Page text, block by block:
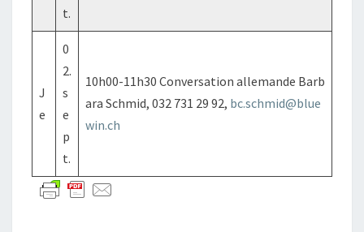
t.
J
e
0
2.
s
e
p
t.
10h00-11h30 Conversation allemande Barb
ara Schmid, 032 731 29 92, bc.schmid@blue
win.ch